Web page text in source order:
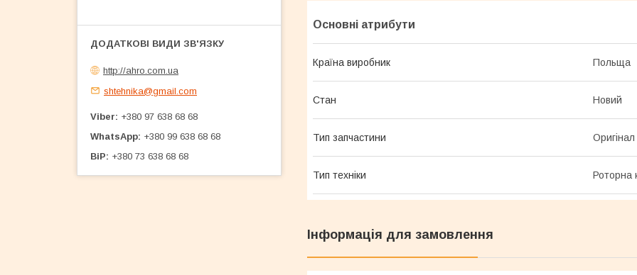
Основні атрибути
Країна виробник Польща
Стан Новий
Тип запчастини Оригінал
Тип техніки Роторна
Інформація для замовлення
http://ahro.com.ua
shtehnika@gmail.com
Viber
+380 97 638 68 68
WhatsApp +380 99 638 68 68
BiP
+380 73 638 68 68